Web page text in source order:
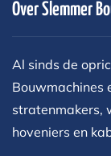
Over Slemmer
Al sinds de
Bouwmachines
stratenmakers,
hoveniers en